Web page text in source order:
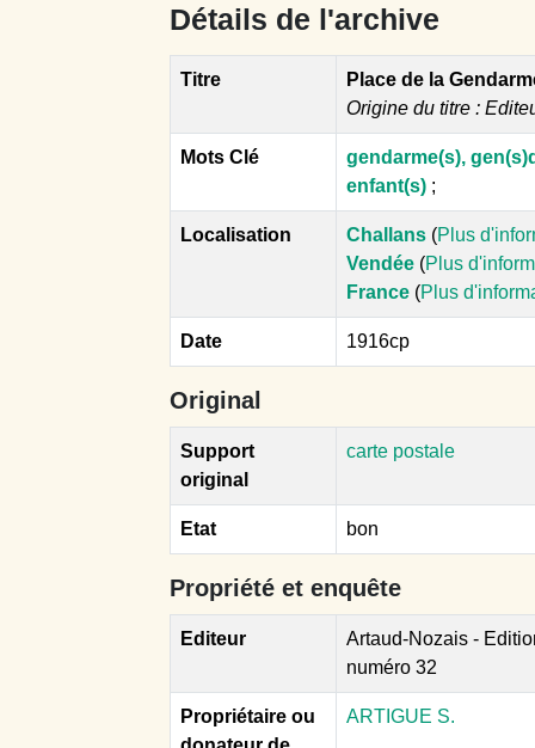
Détails de l'archive
Titre
Place de la
Origine du titre :
Mots Clé
gendarme(s),
enfant(s) ;
Localisation Challans (Plus
Vendée (Plus
France (Plus
Date 1916cp
Original
Support
original
carte postale
Etat bon
Propriété et enquête
Editeur
Artaud-Nozais -
numéro 32
Propriétaire ou
ARTIGUE S.